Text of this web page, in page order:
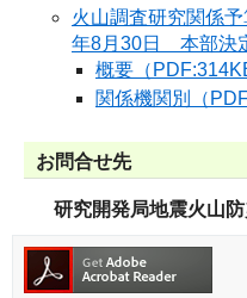
火山調査研究関係
年8月30日 本部決
概要（
関係機関別（
お問合せ先
研究開発局地震火山